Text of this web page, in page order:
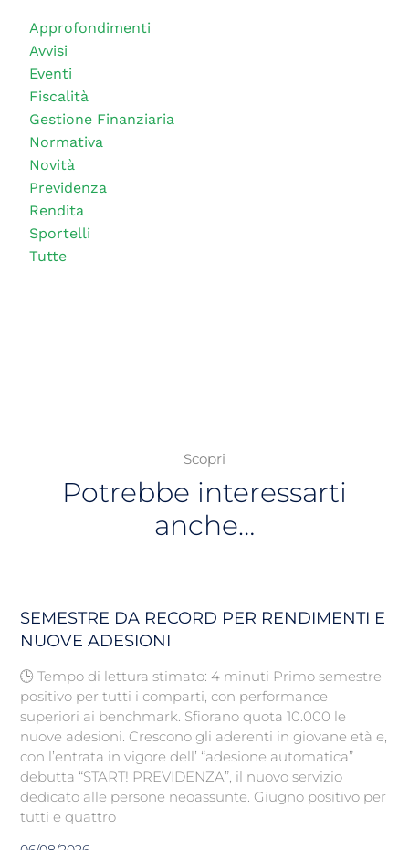
Approfondimenti
Avvisi
Eventi
Fiscalità
Gestione Finanziaria
Normativa
Novità
Previdenza
Rendita
Sportelli
Tutte
Scopri
Potrebbe interessarti
anche…
SEMESTRE DA RECORD PER RENDIMENTI E
NUOVE ADESIONI
🕒 Tempo di lettura stimato: 4 minuti Primo semestre
positivo per tutti i comparti, con performance
superiori ai benchmark. Sfiorano quota 10.000 le
nuove adesioni. Crescono gli aderenti in giovane età e,
con l’entrata in vigore dell’ “adesione automatica”
debutta “START! PREVIDENZA”, il nuovo servizio
dedicato alle persone neoassunte. Giugno positivo per
tutti e quattro